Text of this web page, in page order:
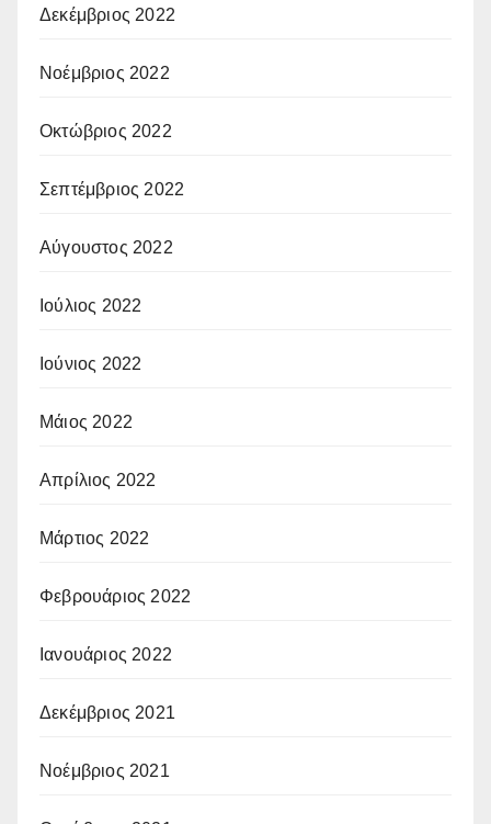
Δεκέμβριος 2022
Νοέμβριος 2022
Οκτώβριος 2022
Σεπτέμβριος 2022
Αύγουστος 2022
Ιούλιος 2022
Ιούνιος 2022
Μάιος 2022
Απρίλιος 2022
Μάρτιος 2022
Φεβρουάριος 2022
Ιανουάριος 2022
Δεκέμβριος 2021
Νοέμβριος 2021